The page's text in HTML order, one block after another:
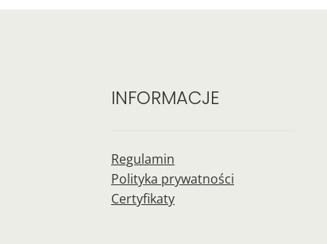
INFORMACJE
Regulamin
Polityka prywatności
Certyfikaty